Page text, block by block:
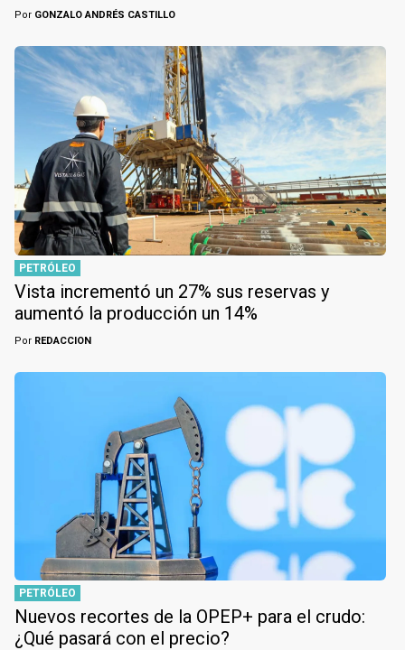
Por GONZALO ANDRÉS CASTILLO
PETRÓLEO
Vista incrementó un 27% sus reservas y
aumentó la producción un 14%
Por REDACCION
PETRÓLEO
Nuevos recortes de la OPEP+ para el crudo:
¿Qué pasará con el precio?